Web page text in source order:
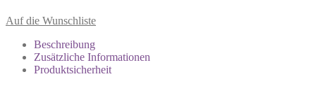
Auf die Wunschliste
Beschreibung
Zusätzliche Informationen
Produktsicherheit